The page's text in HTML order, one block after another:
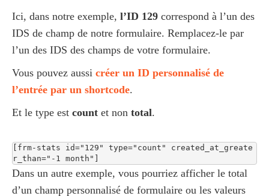
Ici, dans notre exemple, l’ID 129 correspond à l’un des
IDS de champ de notre formulaire. Remplacez-le par
l’un des IDS des champs de votre formulaire.
Vous pouvez aussi créer un ID personnalisé de
l’entrée par un shortcode.
Et le type est count et non total.
[frm-stats id="129" type="count" created_at_greate
r_than="-1 month"]
Dans un autre exemple, vous pourriez afficher le total
d’un champ personnalisé de formulaire ou les valeurs